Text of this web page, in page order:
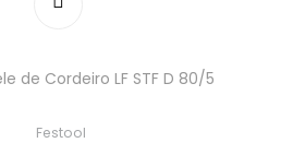
Festool